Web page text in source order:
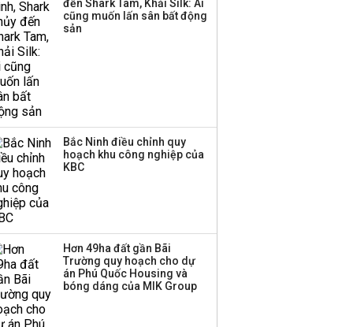
Thị trường thường
đến Shark Tam, Khải Silk: Ai
cũng muốn lấn sân bất động
sản
Bắc Ninh điều chỉnh quy
hoạch khu công nghiệp của
KBC
Hơn 49ha đất gần Bãi
Trường quy hoạch cho dự
án Phú Quốc Housing và
bóng dáng của MIK Group